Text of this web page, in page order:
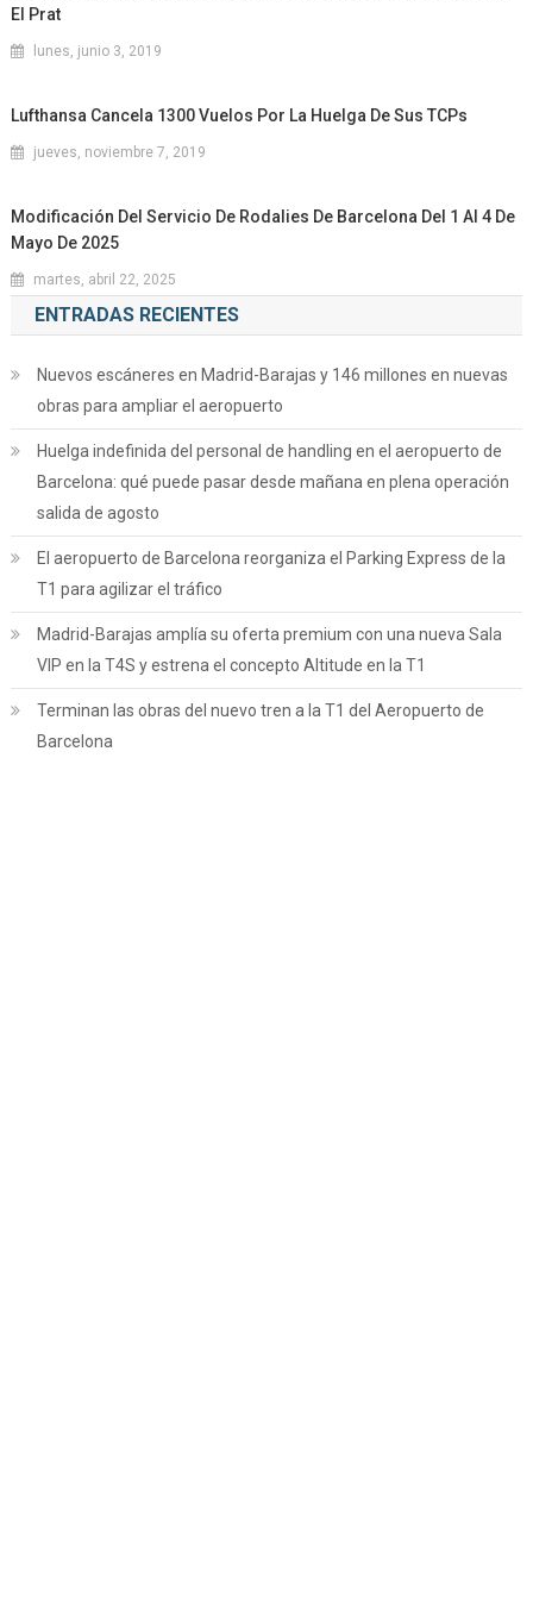
El Prat
lunes, junio 3, 2019
Lufthansa Cancela 1300 Vuelos Por La Huelga De Sus TCPs
jueves, noviembre 7, 2019
Modificación Del Servicio De Rodalies De Barcelona Del 1 Al 4 De
Mayo De 2025
martes, abril 22, 2025
ENTRADAS RECIENTES
Nuevos escáneres en Madrid-Barajas y 146 millones en nuevas
obras para ampliar el aeropuerto
Huelga indefinida del personal de handling en el aeropuerto de
Barcelona: qué puede pasar desde mañana en plena operación
salida de agosto
El aeropuerto de Barcelona reorganiza el Parking Express de la
T1 para agilizar el tráfico
Madrid-Barajas amplía su oferta premium con una nueva Sala
VIP en la T4S y estrena el concepto Altitude en la T1
Terminan las obras del nuevo tren a la T1 del Aeropuerto de
Barcelona